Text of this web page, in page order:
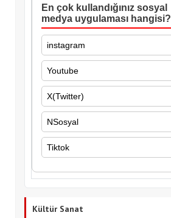
En çok kullandığınız sosyal
medya uygulaması hangisi?
instagram
Youtube
X(Twitter)
NSosyal
Tiktok
Kültür Sanat